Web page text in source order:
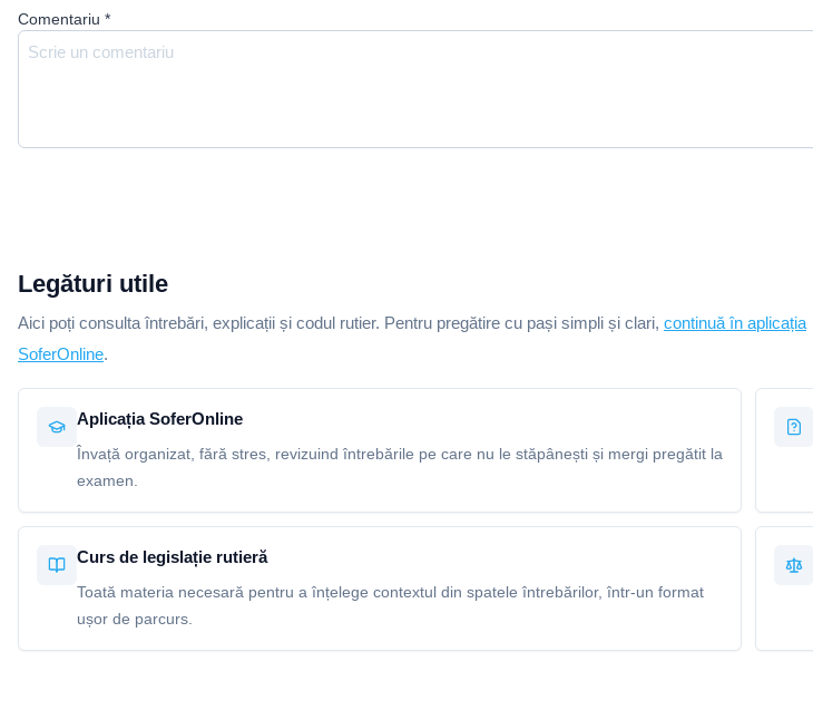
Comentariu *
Legături utile
Aici poți consulta întrebări, explicații și codul rutier. Pentru pregătire cu pași simpli și clari, continuă în aplicația
SoferOnline.
Aplicația SoferOnline
Învață organizat, fără stres, revizuind întrebările pe care nu le stăpânești și mergi pregătit la
examen.
Curs de legislație rutieră
Toată materia necesară pentru a înțelege contextul din spatele întrebărilor, într-un format
ușor de parcurs.